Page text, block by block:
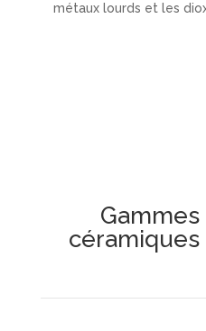
métaux lourds et les